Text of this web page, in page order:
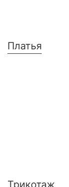
Платья